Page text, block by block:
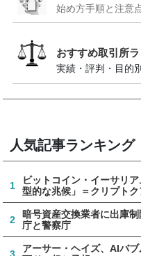
始め方手順と注意
おすすめ取引所
実績・評判・目的別
人気記事ランキング
1
ビットコイン・イーサリ
型的な兆候」＝クリプトク
2
暗号資産交換業者に出庫
庁と警察庁
アーサー・ヘイズ、AIバ